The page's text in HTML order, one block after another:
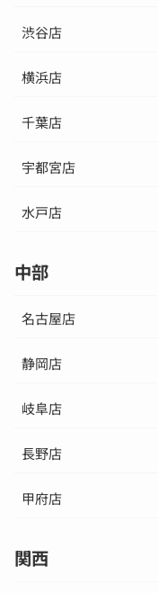
渋谷店
横浜店
千葉店
宇都宮店
水戸店
中部
名古屋店
静岡店
岐阜店
長野店
甲府店
関西